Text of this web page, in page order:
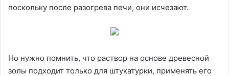
поскольку после разогрева печи, они исчезают.
Но нужно помнить, что раствор на основе древесной
золы подходит только для штукатурки, применять его